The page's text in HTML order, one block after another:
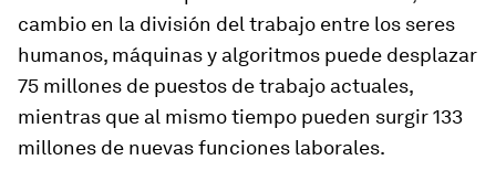
cambio en la división del trabajo entre los seres
humanos, máquinas y algoritmos puede desplazar
75 millones de puestos de trabajo actuales,
mientras que al mismo tiempo pueden surgir 133
millones de nuevas funciones laborales.